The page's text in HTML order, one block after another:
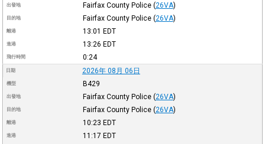
出發地 Fairfax County Police (26VA)
目的地 Fairfax County Police (26VA)
離港 13:01 EDT
進港 13:26 EDT
飛行時間 0:24
日期 2026年 08月 06日
機型 B429
出發地 Fairfax County Police (26VA)
目的地 Fairfax County Police (26VA)
離港 10:23 EDT
進港 11:17 EDT